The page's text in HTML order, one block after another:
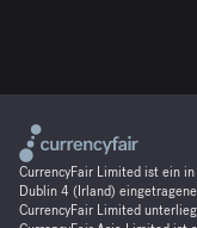
CurrencyFair Limited ist ein
Dublin 4 (Irland)
CurrencyFair Limited